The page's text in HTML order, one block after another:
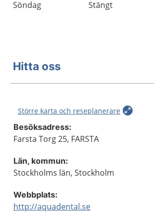
Söndag
Stängt
Hitta oss
Större karta och reseplanerare
Besöksadress:
Farsta Torg 25, FARSTA
Län, kommun:
Stockholms län, Stockholm
Webbplats:
http://aquadental.se